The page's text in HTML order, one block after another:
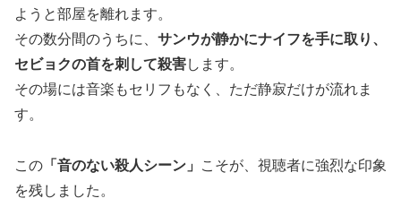
ようと部屋を離れます。
その数分間のうちに、 サンウが静かにナイフを手に取り、
セビョクの首を刺して殺害します。
その場には音楽もセリフもなく、ただ静寂だけが流れま
す。
この 「音のない殺人シーン」
こそが、視聴者に強烈な印象
を残しました。